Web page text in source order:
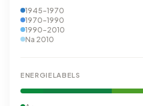
1945-1970
1970-1990
1990-2010
Na 2010
ENERGIELABELS